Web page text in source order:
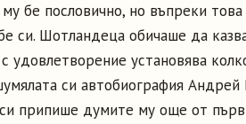
бе пословично, но въпреки
си. Шотландеца обичаше да
удовлетворение установява
си автобиография Андрей
припише думите му още от